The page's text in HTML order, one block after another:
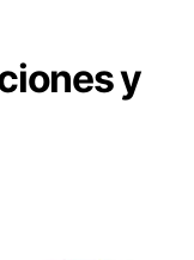
y